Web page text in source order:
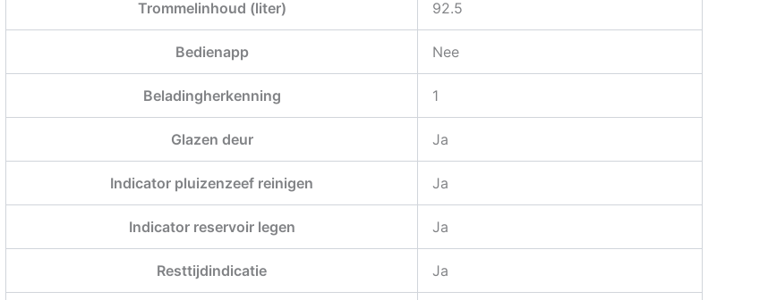
Trommelinhoud (liter) 92.5
Bedienapp Nee
Beladingherkenning 1
Glazen deur Ja
Indicator pluizenzeef reinigen Ja
Indicator reservoir legen Ja
Resttijdindicatie Ja